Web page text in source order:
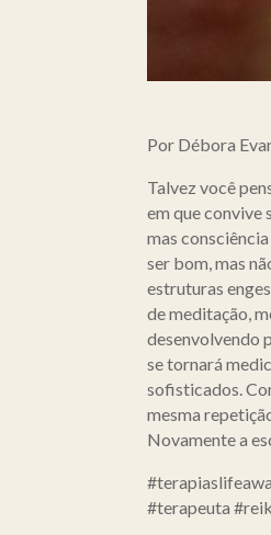
Por Débora
Talvez você
em que convive
mas
ser bom, mas
estruturas
de meditação,
desenvolvendo
se tornará
sofisticados.
mesma
Novamente a
#terapeuta